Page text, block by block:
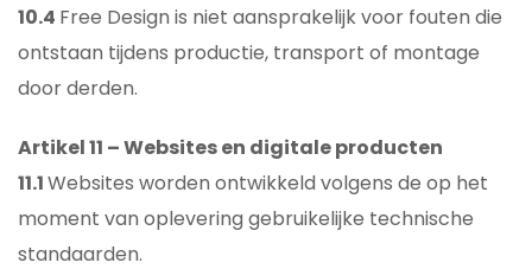
10.4 Free Design is niet aansprakelijk voor fouten die
ontstaan tijdens productie, transport of montage
door derden.
Artikel 11 – Websites en digitale producten
11.1Websites worden ontwikkeld volgens de op het
moment van oplevering gebruikelijke technische
standaarden.